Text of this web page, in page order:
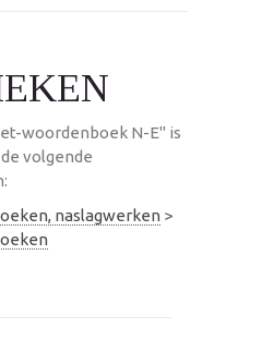
woordenboek N-E" is
volgende
naslagwerken >